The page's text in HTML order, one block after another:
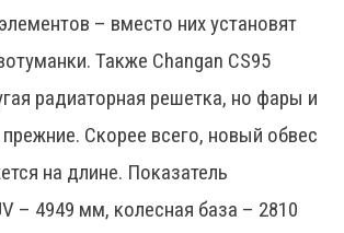
– вместо них установят
Также Changan CS95
радиаторная решетка, но фары и
Скорее всего, новый обвес
на длине. Показатель
– 4949 мм, колесная база – 2810